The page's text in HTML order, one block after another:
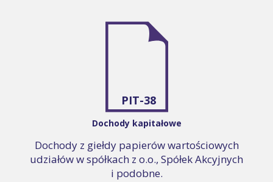
PIT-38
Dochody kapitałowe
Dochody z giełdy papierów wartościowych
udziałów w spółkach z o.o., Spółek Akcyjnych
i podobne.